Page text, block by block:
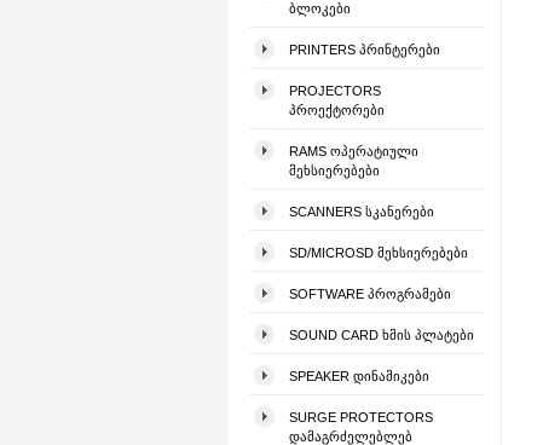
ᲑᲚᲝᲙᲔᲑᲘ
PRINTERS ᲞᲠᲘᲜᲢᲔᲠᲔᲑᲘ
PROJECTORS
ᲞᲠᲝᲔᲥᲢᲝᲠᲔᲑᲘ
RAMS ᲝᲞᲔᲠᲐᲢᲘᲣᲚᲘ
ᲛᲔᲮᲡᲘᲔᲠᲔᲑᲔᲑᲘ
SCANNERS ᲡᲙᲐᲜᲔᲠᲔᲑᲘ
SD/MICROSD ᲛᲔᲮᲡᲘᲔᲠᲔᲑᲔᲑᲘ
SOFTWARE ᲞᲠᲝᲒᲠᲐᲛᲔᲑᲘ
SOUND CARD ᲮᲛᲘᲡ ᲞᲚᲐᲢᲔᲑᲘ
SPEAKER ᲓᲘᲜᲐᲛᲘᲙᲔᲑᲘ
SURGE PROTECTORS
ᲓᲐᲛᲐᲒᲠᲫᲔᲚᲔᲑᲚᲔᲑ